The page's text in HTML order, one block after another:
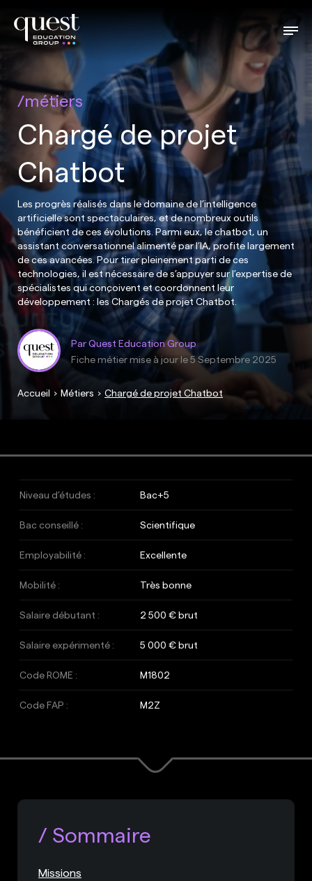
métiers
Chargé de projet
Chatbot
Les progrès réalisés dans le domaine de l’intelligence
artificielle sont spectaculaires, et de nombreux outils
bénéficient de ces évolutions. Parmi eux, le chatbot, un
assistant conversationnel alimenté par l’IA, profite largement
de ces avancées. Pour tirer pleinement parti de ces
technologies, il est nécessaire de s’appuyer sur l’expertise de
spécialistes qui conçoivent et coordonnent leur
développement : les Chargés de projet Chatbot.
Par Quest Education Group
Fiche métier mise à jour le5 Septembre 2025
Accueil Métiers Chargé de projet Chatbot
Niveau d’études : Bac+5
Bac conseillé : Scientifique
Employabilité : Excellente
Mobilité : Très bonne
Salaire débutant : 2 500 € brut
Salaire expérimenté : 5 000 € brut
Code ROME : M1802
Code FAP : M2Z
Sommaire
Missions